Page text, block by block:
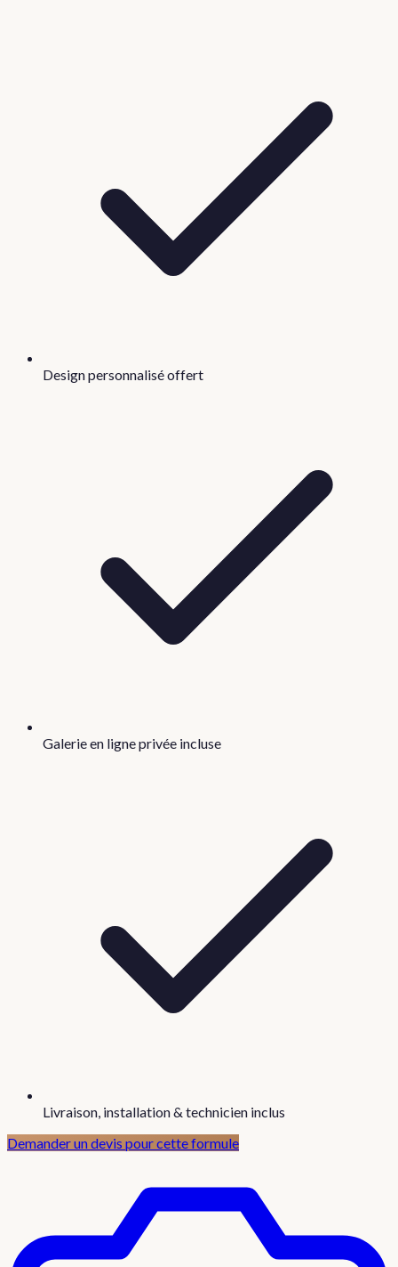
Design personnalisé offert
Galerie en ligne privée incluse
Livraison, installation & technicien inclus
Demander un devis pour cette formule